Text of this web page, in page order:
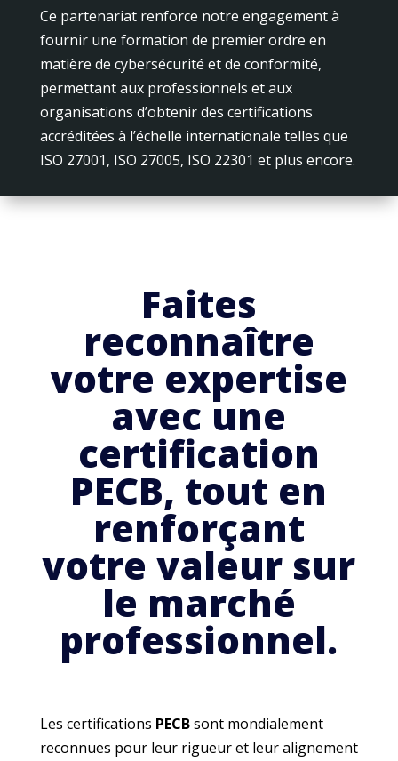
Ce partenariat renforce notre engagement à
fournir une formation de premier ordre en
matière de cybersécurité et de conformité,
permettant aux professionnels et aux
organisations d’obtenir des certifications
accréditées à l’échelle internationale telles que
ISO 27001, ISO 27005, ISO 22301 et plus encore.
Faites
reconnaître
votre expertise
avec une
certification
PECB, tout en
renforçant
votre valeur sur
le marché
professionnel.
Les certifications PECBsont mondialement
reconnues pour leur rigueur et leur alignement